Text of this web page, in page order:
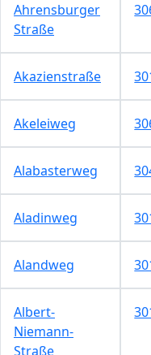
Ahrensburger
Straße
Akazienstraße
Akeleiweg
Alabasterweg
Aladinweg
Alandweg
Albert-
Niemann-
Straße